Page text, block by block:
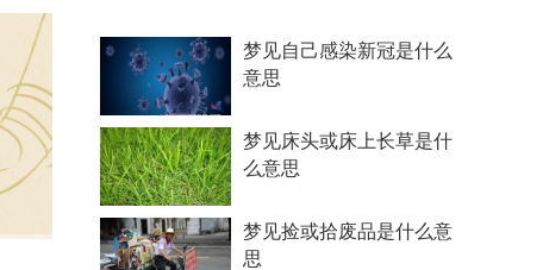
梦见自己感染新冠是什么
意思
梦见床头或床上长草是什
么意思
梦见捡或拾废品是什么意
思